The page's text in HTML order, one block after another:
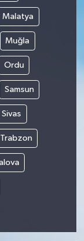
Malatya
Muğla
Ordu
Samsun
Sivas
Trabzon